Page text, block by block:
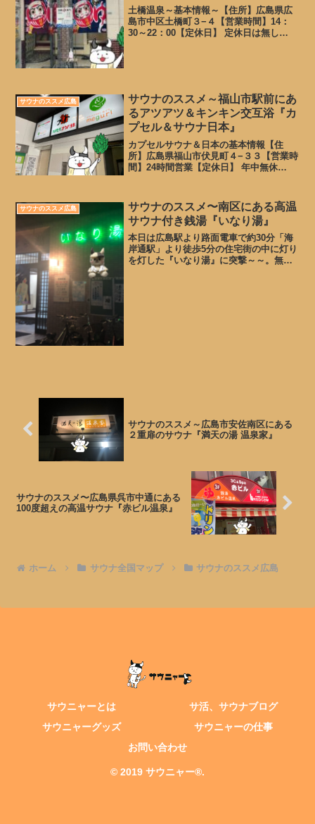
土橋温泉～基本情報～【住所】広島県広
島市中区土橋町３−４【営業時間】14：
30～22：00【定休日】 定休日は無し
サウナのススメ広島
サウナのススメ～福山市駅前にあ
るアツアツ＆キンキン交互浴『カ
プセル＆サウナ日本』
カプセルサウナ＆日本の基本情報【住
所】広島県福山市伏見町４−３３【営業時
間】24時間営業【定休日】 年中無休
格2,310円(税込）サウナ・ご入浴...
サウナのススメ広島
サウナのススメ〜南区にある高温
サウナ付き銭湯『いなり湯』
本日は広島駅より路面電車で約30分「海
岸通駅」より徒歩5分の住宅街の中に灯り
を灯した『いなり湯』に突撃～～。無料
サウナのススメ～広島市安佐南区にある
２重扉のサウナ『満天の湯 温泉家』
サウナのススメ〜広島県呉市中通にある
100度超えの高温サウナ『赤ビル温泉』
ホーム サウナ全国マップ サウナのススメ広島
サウニャーとは
サ活、サウナブログ
サウニャーグッズ
サウニャーの仕事
お問い合わせ
© 2019 サウニャー®.